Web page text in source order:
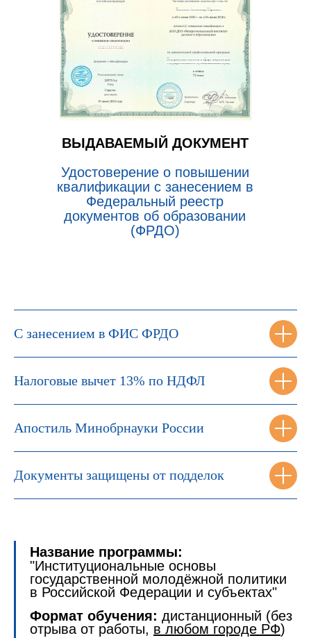
ВЫДАВАЕМЫЙ ДОКУМЕНТ
Удостоверение о повышении
квалификации с занесением в
Федеральный реестр
документов об образовании
(ФРДО)
С занесением в ФИС ФРДО
Налоговые вычет 13% по НДФЛ
Апостиль Минобрнауки России
Документы защищены от подделок
Название программы:
"Институциональные основы
государственной молодёжной политики
в Российской Федерации и субъектах"
Формат обучения: дистанционный (без
отрыва от работы, в любом городе РФ)